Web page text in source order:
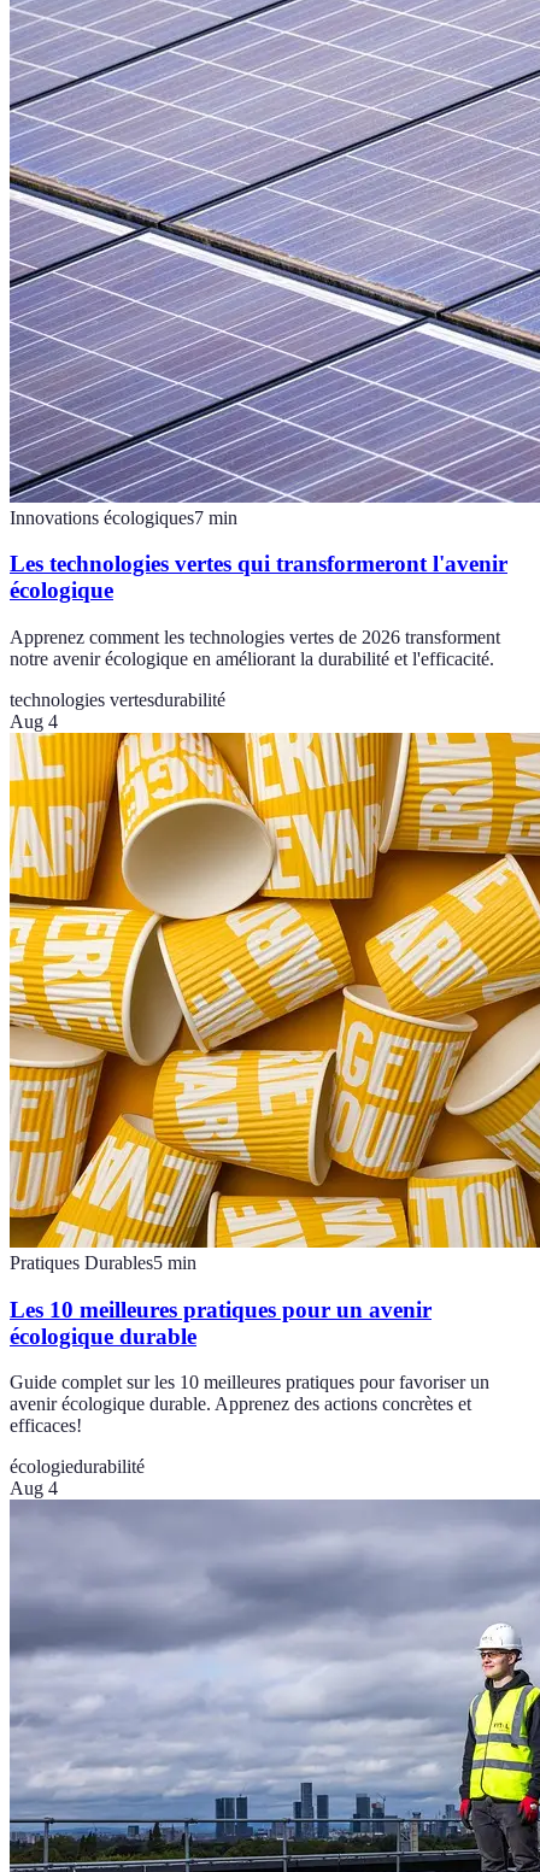
Innovations écologiques7 min
Les technologies vertes qui transformeront l'avenir
écologique
Apprenez comment les technologies vertes de 2026 transforment
notre avenir écologique en améliorant la durabilité et l'efficacité.
technologies vertesdurabilité
Aug 4
Pratiques Durables5 min
Les 10 meilleures pratiques pour un avenir
écologique durable
Guide complet sur les 10 meilleures pratiques pour favoriser un
avenir écologique durable. Apprenez des actions concrètes et
efficaces!
écologiedurabilité
Aug 4